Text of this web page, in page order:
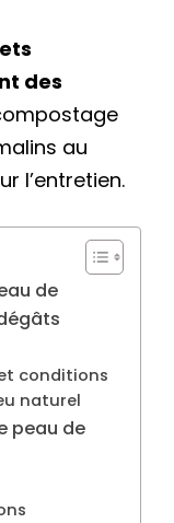
des
au
l’entretien.
de
conditions
naturel
peau de